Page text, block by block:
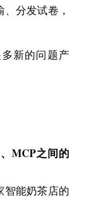
局不好，厕
与中介跟合
我又去询问
建议是租链
当初的选择
子，解约链
家等一系列动
也是周围比
这就是 AI 产
分发试卷，
新的问题产
MCP之间的
智能奶茶店的